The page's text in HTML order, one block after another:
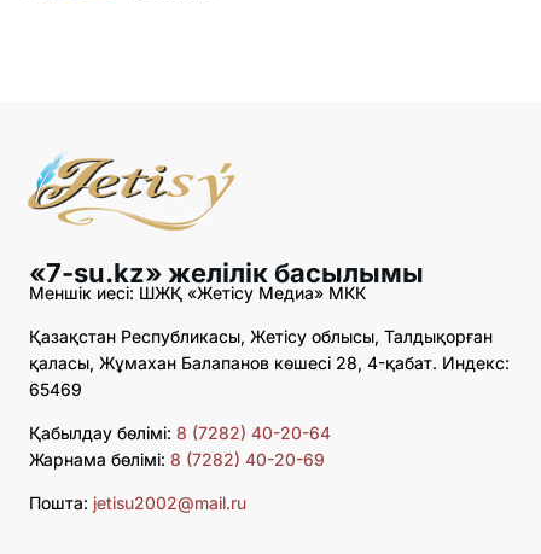
«7-su.kz» желілік басылымы
Меншік иесі: ШЖҚ «Жетісу Медиа» МКК
Қазақстан Республикасы, Жетісу облысы, Талдықорған
қаласы, Жұмахан Балапанов көшесі 28, 4-қабат. Индекс:
65469
Қабылдау бөлімі: 8 (7282) 40-20-64
Жарнама бөлімі: 8 (7282) 40-20-69
Пошта: jetisu2002@mail.ru